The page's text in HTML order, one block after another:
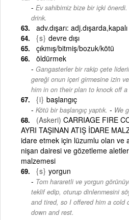
Ev sahibimiz bize bir içki önerdi.
drink.
adv.dışarı: adj.dışarda,kapalı
{s} devre dışı
çıkmış/bitmiş/bozuk/kötü
öldürmek
Gangasterler bir rakip çete
gereği onun içeri girmesine izin
him in on their plan to knock off a
{i} başlangıç
Kötü bir başlangıç yaptık. - We
(Askeri) CARRIAGE FIRE
AYRI TAŞINAN ATIŞ İDARE
idare etmek için lüzumlu olan ve
nişan dairesi ve gözetleme
malzemesi
{s} yorgun
Tom hararetli ve yorgun
teklif edip, oturup dinlenmesini
and tired, so I offered him a cold
down and rest.